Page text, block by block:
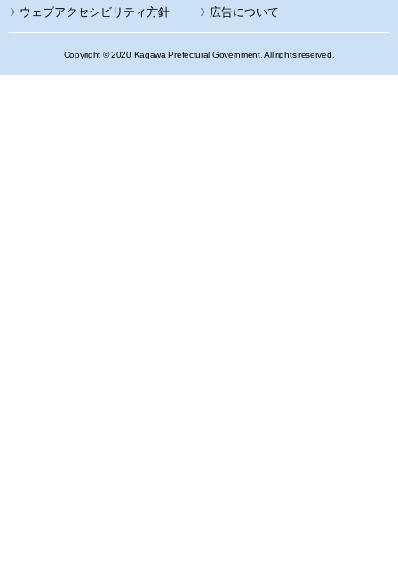
ウェブアクセシビリティ方針 広告について
Copyright © 2020 Kagawa Prefectural Government. All rights reserved.